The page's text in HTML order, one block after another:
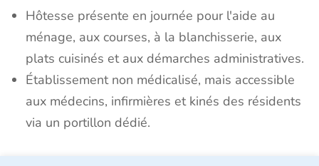
Hôtesse présente en journée pour l'aide au
ménage, aux courses, à la blanchisserie, aux
plats cuisinés et aux démarches administratives.
Établissement non médicalisé, mais accessible
aux médecins, infirmières et kinés des résidents
via un portillon dédié.